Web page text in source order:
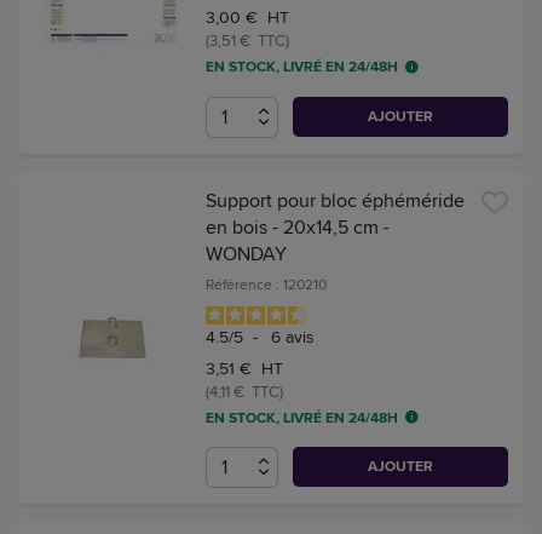
3,00 € HT
(3,51 € TTC)
EN STOCK, LIVRÉ EN 24/48H
AJOUTER
Support pour bloc éphéméride
en bois - 20x14,5 cm -
WONDAY
Référence : 120210
4.5/5 - 6 avis
3,51 € HT
(4,11 € TTC)
EN STOCK, LIVRÉ EN 24/48H
AJOUTER